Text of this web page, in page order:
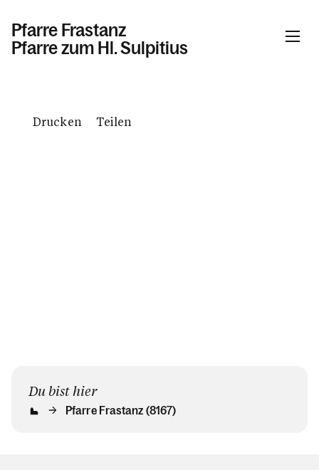
Pfarre Frastanz
Pfarre zum Hl. Sulpitius
Drucken Teilen
Du bist hier
Pfarre Frastanz (8167)